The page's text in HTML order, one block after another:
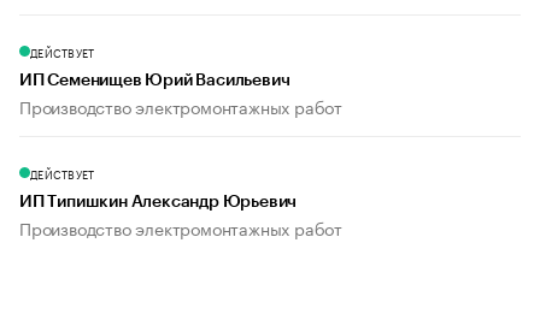
ДЕЙСТВУЕТ
ИП Семенищев Юрий Васильевич
Производство электромонтажных работ
ДЕЙСТВУЕТ
ИП Типишкин Александр Юрьевич
Производство электромонтажных работ